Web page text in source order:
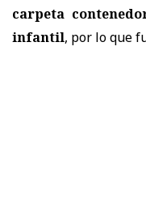
carpeta
infantil, por lo que